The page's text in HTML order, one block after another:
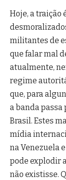
Hoje, a traição
militantes de
que falar mal
atualmente,
regime
que, para
a banda
Brasil. Estes
mídia
na Venezuela
pode explodir
não existisse.